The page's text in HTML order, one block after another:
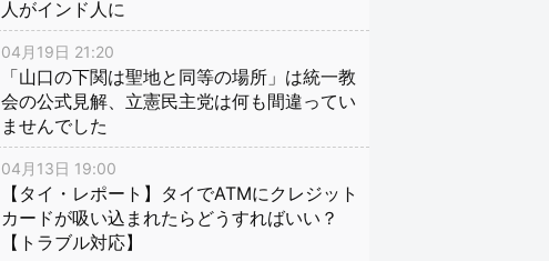
人がインド人に
04月19日 21:20
「山口の下関は聖地と同等の場所」は統一教
会の公式見解、立憲民主党は何も間違ってい
ませんでした
04月13日 19:00
【タイ・レポート】タイでATMにクレジット
カードが吸い込まれたらどうすればいい？
【トラブル対応】